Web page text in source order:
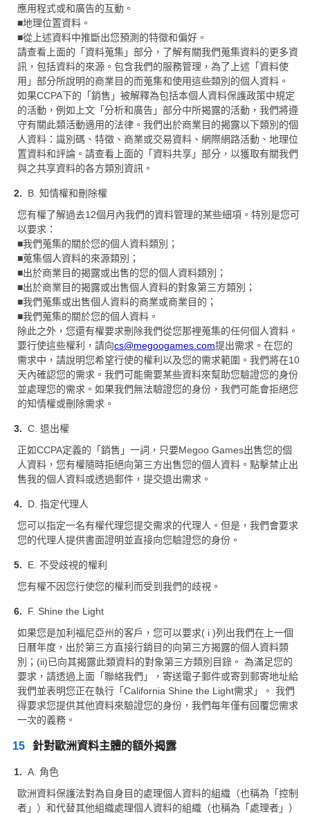
應用程式或和廣告的互動。
■地理位置資料。
■從上述資料中推斷出您預測的特徵和偏好。
請查看上面的「資料蒐集」部分，了解有關我們蒐集資料的更多資
訊，包括資料的來源。包含我們的服務管理，為了上述「資料使
用」部分所說明的商業目的而蒐集和使用這些類別的個人資料。
如果CCPA下的「銷售」被解釋為包括本個人資料保護政策中規定
的活動，例如上文「分析和廣告」部分中所揭露的活動，我們將遵
守有關此類活動適用的法律。我們出於商業目的揭露以下類別的個
人資料：識別碼、特徵、商業或交易資料、網際網路活動、地理位
置資料和評論。請查看上面的「資料共享」部分，以獲取有關我們
與之共享資料的各方類別資訊。
B. 知情權和刪除權
您有權了解過去12個月內我們的資料管理的某些細項。特別是您可
以要求：
■我們蒐集的關於您的個人資料類別；
■蒐集個人資料的來源類別；
■出於商業目的揭露或出售的您的個人資料類別；
■出於商業目的揭露或出售個人資料的對象第三方類別；
■我們蒐集或出售個人資料的商業或商業目的；
■我們蒐集的關於您的個人資料。
除此之外，您還有權要求刪除我們從您那裡蒐集的任何個人資料。
要行使這些權利，請向cs@megoogames.com提出需求。在您的
需求中，請說明您希望行使的權利以及您的需求範圍。我們將在10
天內確認您的需求。我們可能需要某些資料來幫助您驗證您的身份
並處理您的需求。如果我們無法驗證您的身份，我們可能會拒絕您
的知情權或刪除需求。
C. 退出權
正如CCPA定義的「銷售」一詞，只要Megoo Games出售您的個
人資料，您有權隨時拒絕向第三方出售您的個人資料。點擊禁止出
售我的個人資料或透過郵件，提交退出需求。
D. 指定代理人
您可以指定一名有權代理您提交需求的代理人。但是，我們會要求
您的代理人提供書面證明並直接向您驗證您的身份。
E. 不受歧視的權利
您有權不因您行使您的權利而受到我們的歧視。
F. Shine the Light
如果您是加利福尼亞州的客戶，您可以要求( i )列出我們在上一個
日曆年度，出於第三方直接行銷目的向第三方揭露的個人資料類
別；(ii)已向其揭露此類資料的對象第三方類別目錄。 為滿足您的
要求，請透過上面「聯絡我們」，寄送電子郵件或寄到郵寄地址給
我們並表明您正在執行「California Shine the Light需求」。 我們
得要求您提供其他資料來驗證您的身份，我們每年僅有回覆您需求
一次的義務。
15 針對歐洲資料主體的額外揭露
A. 角色
歐洲資料保護法對為自身目的處理個人資料的組織（也稱為「控制
者」）和代替其他組織處理個人資料的組織（也稱為「處理者」）